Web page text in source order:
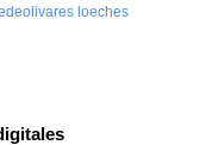
loeches-